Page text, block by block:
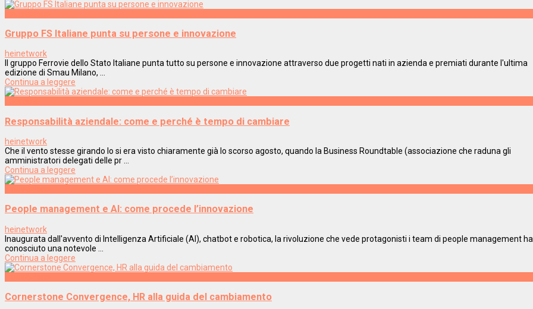
Gruppo FS Italiane punta su persone e innovazione
heinetwork
Il gruppo Ferrovie dello Stato Italiane punta tutto su persone e innovazione attraverso due progetti nati in azienda e premiati durante l'ultima
edizione di Smau Milano, ...
Continua a leggere
Responsabilità aziendale: come e perché è tempo di cambiare
heinetwork
Che il vento stesse girando lo si era visto chiaramente già lo scorso agosto, quando la Business Roundtable (associazione che raduna gli
amministratori delegati delle pr ...
Continua a leggere
People management e AI: come procede l’innovazione
heinetwork
Inaugurata dall'avvento di Intelligenza Artificiale (AI), chatbot e robotica, la rivoluzione che vede protagonisti i team di people management ha
conosciuto una notevole ...
Continua a leggere
Cornerstone Convergence, HR alla guida del cambiamento